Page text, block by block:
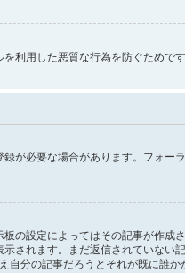
利用した悪質な行為を防ぐためです
が必要な場合があります。フォー
の設定によってはその記事が作成
されます。まだ返信されていない
自分の記事だろうとそれが既に誰か